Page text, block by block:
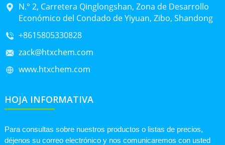
N.° 2, Carretera Qinglongshan, Zona de Desarrollo
Económico del Condado de Yiyuan, Zibo, Shandong
+8615805330828
zack@htxchem.com
www.htxchem.com
HOJA INFORMATIVA
Para consultas sobre nuestros productos o listas de precios,
déjenos su correo electrónico y nos comunicaremos con usted